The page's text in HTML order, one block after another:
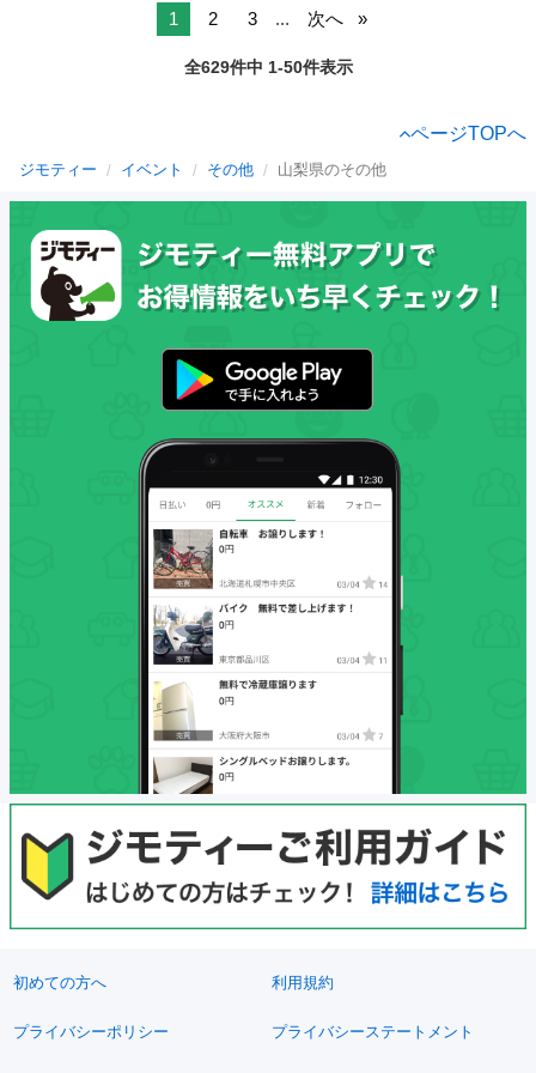
1 2 3 ... 次へ
全629件中 1-50件表示
ページTOPへ
ジモティー イベント その他 山梨県のその他
初めての方へ 利用規約
プライバシーポリシー プライバシーステートメント